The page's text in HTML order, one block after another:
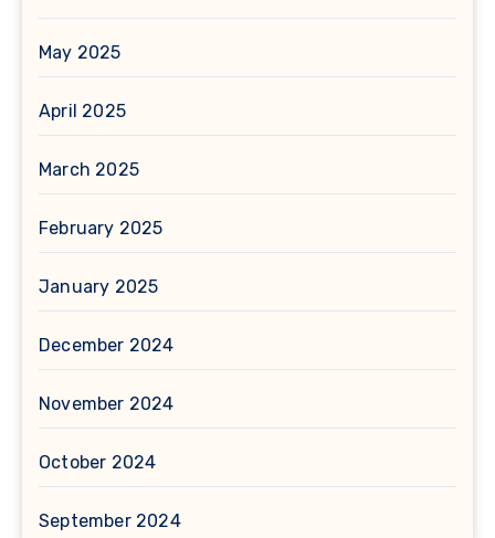
May 2025
April 2025
March 2025
February 2025
January 2025
December 2024
November 2024
October 2024
September 2024